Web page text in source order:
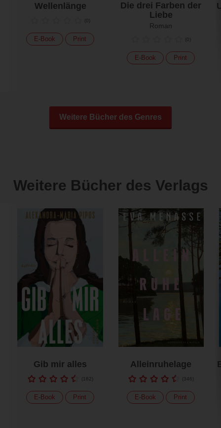
Wellenlänge
(0
E-Book Print
Die drei Farben der
Liebe
Roman
(0
E-Book Print
Weitere Bücher des Genres
Weitere Bücher des Verlags
Gib mir alles
(182
E-Book Print
Alleinruhelage
(346
E-Book Print